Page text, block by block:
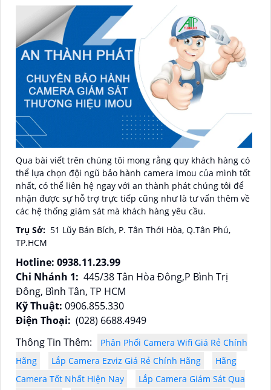
Qua bài viết trên chúng tôi mong rằng quy khách hàng có
thể lựa chọn đội ngũ bảo hành camera imou của mình tốt
nhất, có thể liên hệ ngay với an thành phát chúng tôi để
nhận được sự hỗ trợ trực tiếp cũng như là tư vấn thêm về
các hệ thống giám sát mà khách hàng yêu cầu.
Trụ Sở: 51 Lũy Bán Bích, P. Tân Thới Hòa, Q.Tân Phú,
TP.HCM
Hotline: 0938.11.23.99
Chi Nhánh 1: 445/38 Tân Hòa Đông,P Bình Trị
Đông, Bình Tân, TP HCM
Kỹ Thuật: 0906.855.330
Điện Thoại: (028) 6688.4949
Thông Tin Thêm:
Phân Phối Camera Wifi Giá Rẻ Chính
Hãng
Lắp Camera Ezviz Giá Rẻ Chính Hãng
Hãng
Camera Tốt Nhất Hiện Nay
Lắp Camera Giám Sát Qua